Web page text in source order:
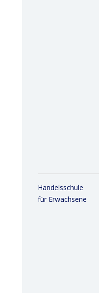
Handelsschule
für Erwachsene